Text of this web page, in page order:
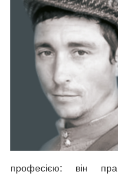
професією: він